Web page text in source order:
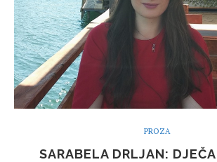
PROZA
SARABELA DRLJAN: